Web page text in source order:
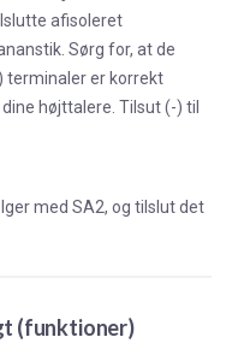
afisoleret
Sørg for, at de
terminaler er korrekt
højttalere. Tilsut (-) til
med SA2, og tilslut det
(funktioner)